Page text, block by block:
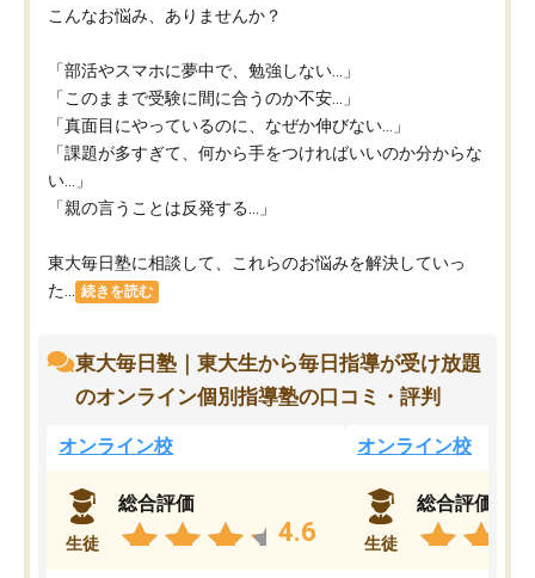
こんなお悩み、ありませんか？
「部活やスマホに夢中で、勉強しない…」
「このままで受験に間に合うのか不安…」
「真面目にやっているのに、なぜか伸びない…」
「課題が多すぎて、何から手をつければいいのか分からな
い…」
「親の言うことは反発する…」
東大毎日塾に相談して、これらのお悩みを解決していっ
た...
続きを読む
東大毎日塾｜東大生から毎日指導が受け放題
のオンライン個別指導塾の口コミ・評判
オンライン校
生徒
総合評価
4.6
オンライン校
生徒
総合評価